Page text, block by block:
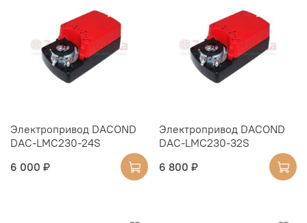
Электропривод DACOND
DAC-LMC230-24S
6 000 ₽
Электропривод DACOND
DAC-LMC230-32S
6 800 ₽